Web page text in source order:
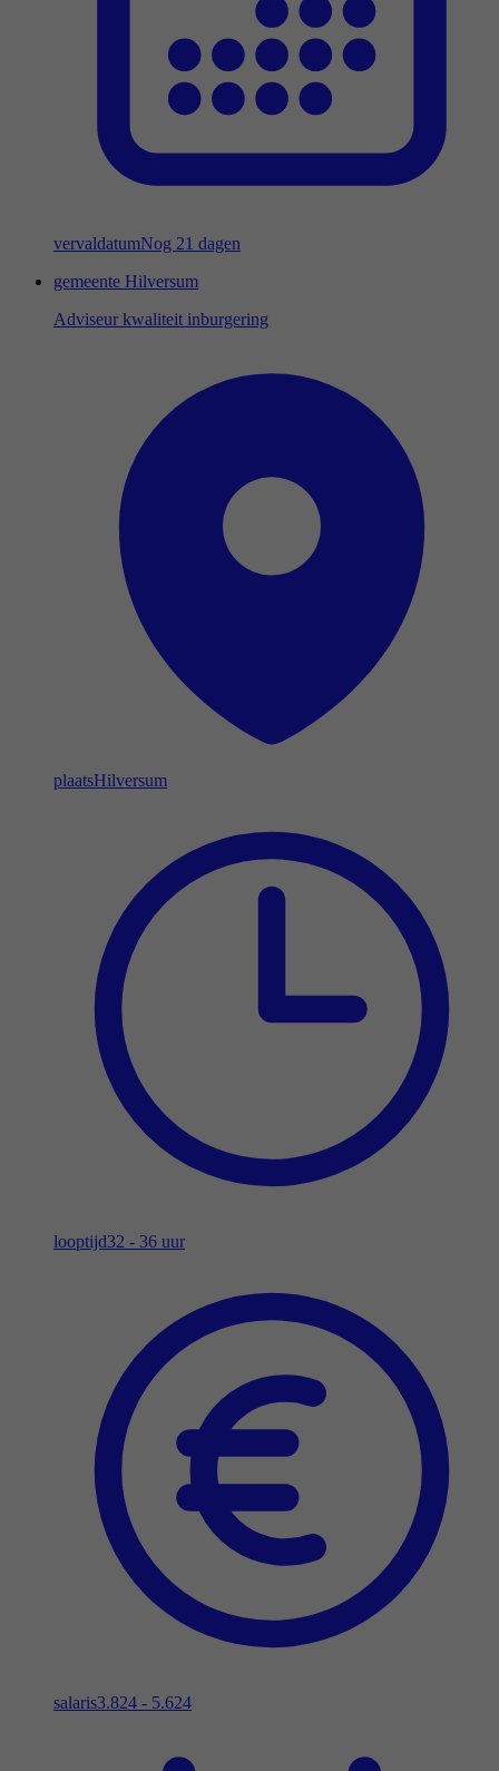
vervaldatumNog 21 dagen
gemeente Hilversum
Adviseur kwaliteit inburgering
plaatsHilversum
looptijd32 - 36 uur
salaris3.824 - 5.624